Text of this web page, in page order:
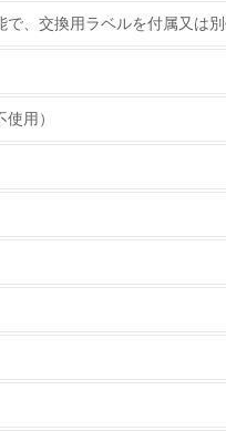
、交換用ラベルを付属又は
用）